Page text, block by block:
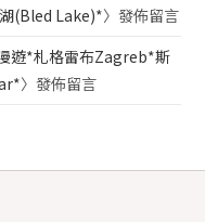
(Bled Lake)*〉發佈留言
遊*札格雷布Zagreb*斯
〉發佈留言